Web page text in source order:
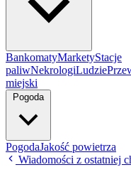
BankomatyMarketyStacje
paliwNekrologiLudzie
miejski
Pogoda
PogodaJakość powietrza
Wiadomości z ostatniej